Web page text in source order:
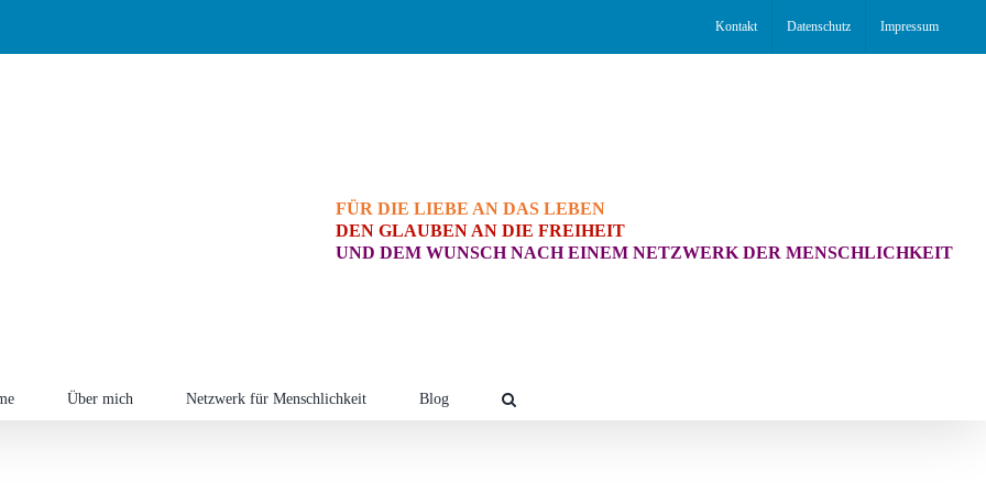
Kontakt Datenschutz Impressum
FÜR DIE LIEBE AN DAS LEBEN
DEN GLAUBEN AN DIE FREIHEIT
UND DEM WUNSCH NACH EINEM NETZWERK DER MENSCHLICHKEIT
Über mich Netzwerk für Menschlichkeit Blog